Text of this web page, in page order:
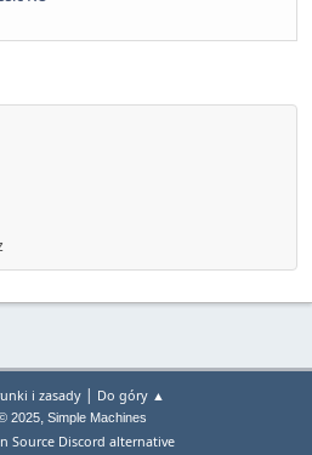
i zasady| Do góry ▲
2025, Simple Machines
Source Discord alternative